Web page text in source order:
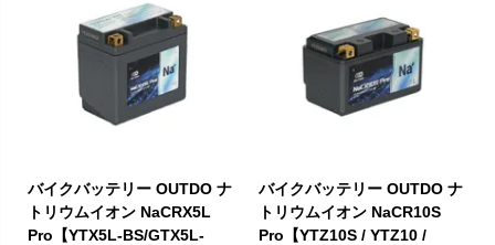
バイクバッテリー OUTDO ナ
トリウムイオン NaCRX5L
Pro【YTX5L-BS/GTX5L-
バイクバッテリー OUTDO ナ
トリウムイオン NaCR10S
Pro【YTZ10S / YTZ10 /